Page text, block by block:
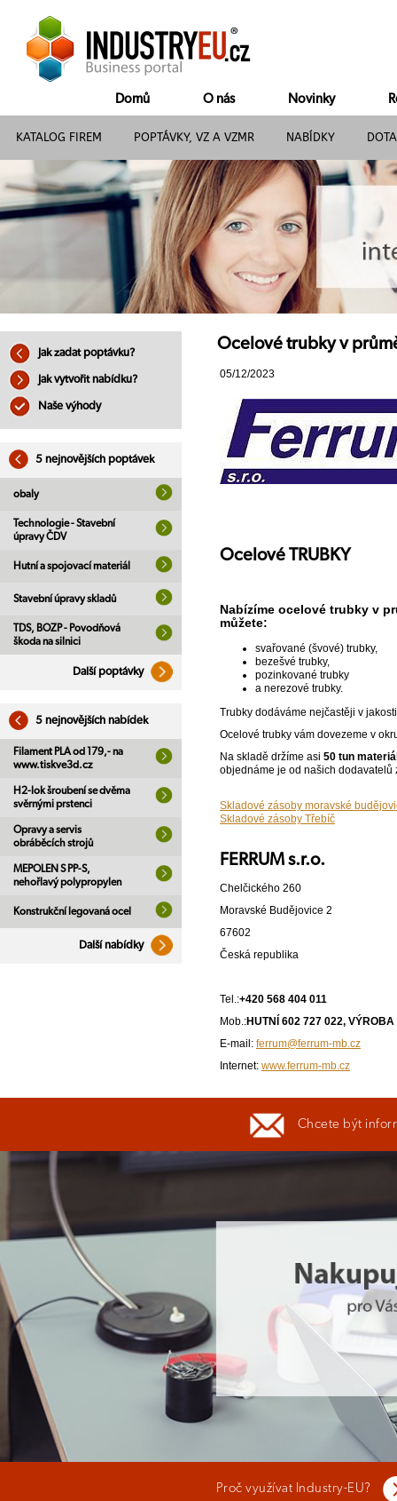
Domů O nás Novinky
KATALOG FIREM POPTÁVKY, VZ A VZMR NABÍDKY
Jak zadat poptávku?
Jak vytvořit nabídku?
Naše výhody
5 nejnovějších poptávek
obaly
Technologie - Stavební
úpravy ČDV
Hutní a spojovací materiál
Stavební úpravy skladů
TDS, BOZP - Povodňová
škoda na silnici
Další poptávky
5 nejnovějších nabídek
Filament PLA od 179,- na
www.tiskve3d.cz
H2-lok šroubení se dvěma
svěrnými prstenci
Opravy a servis
obráběcích strojů
MEPOLEN S PP-S,
nehořlavý polypropylen
Konstrukční legovaná ocel
Další nabídky
Ocelové trubky v
05/12/2023
Ocelové TRUBKY
Nabízíme ocelové trubky v
můžete:
svařované (švové) trubky,
bezešvé trubky,
pozinkované trubky
a nerezové trubky.
Trubky dodáváme nejčastěji v
Ocelové trubky vám dovezeme v
Na skladě držíme asi 50 tun
objednáme je od našich dodavatelů
Skladové zásoby moravské
Skladové zásoby Třebíč
FERRUM s.r.o.
Chelčického 260
Moravské Budějovice 2
67602
Česká republika
Tel.:+420 568 404 011
Mob.:HUTNÍ 602 727 022,
E-mail: ferrum@ferrum-mb.cz
Internet: www.ferrum-mb.cz
Chcete být
Proč využívat Industry-EU?